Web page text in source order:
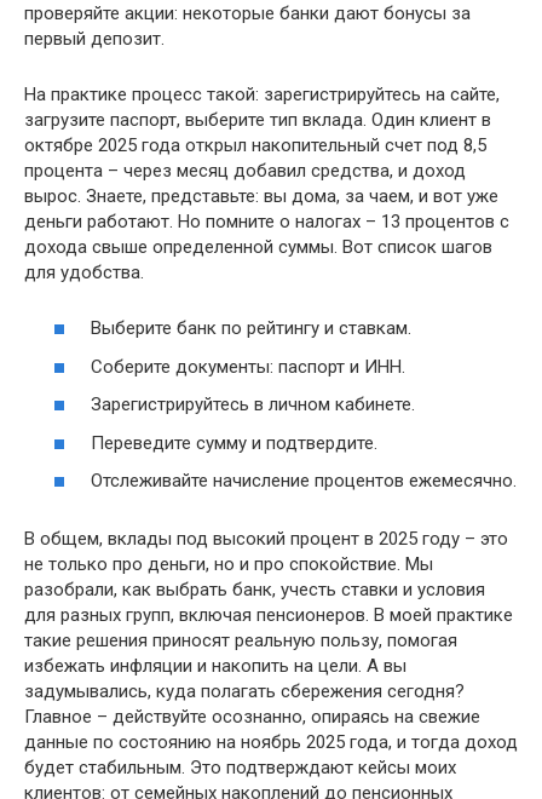
проверяйте акции: некоторые банки дают бонусы за
первый депозит.
На практике процесс такой: зарегистрируйтесь на сайте,
загрузите паспорт, выберите тип вклада. Один клиент в
октябре 2025 года открыл накопительный счет под 8,5
процента – через месяц добавил средства, и доход
вырос. Знаете, представьте: вы дома, за чаем, и вот уже
деньги работают. Но помните о налогах – 13 процентов с
дохода свыше определенной суммы. Вот список шагов
для удобства.
Выберите банк по рейтингу и ставкам.
Соберите документы: паспорт и ИНН.
Зарегистрируйтесь в личном кабинете.
Переведите сумму и подтвердите.
Отслеживайте начисление процентов ежемесячно.
В общем, вклады под высокий процент в 2025 году – это
не только про деньги, но и про спокойствие. Мы
разобрали, как выбрать банк, учесть ставки и условия
для разных групп, включая пенсионеров. В моей практике
такие решения приносят реальную пользу, помогая
избежать инфляции и накопить на цели. А вы
задумывались, куда полагать сбережения сегодня?
Главное – действуйте осознанно, опираясь на свежие
данные по состоянию на ноябрь 2025 года, и тогда доход
будет стабильным. Это подтверждают кейсы моих
клиентов: от семейных накоплений до пенсионных